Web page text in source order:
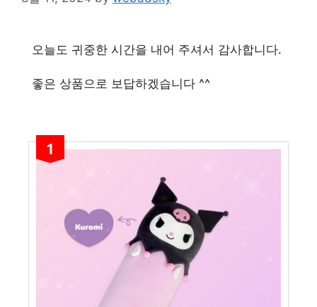
오늘도 귀중한 시간을 내어 주셔서 감사합니다.
좋은 상품으로 보답하겠습니다 ^^
1